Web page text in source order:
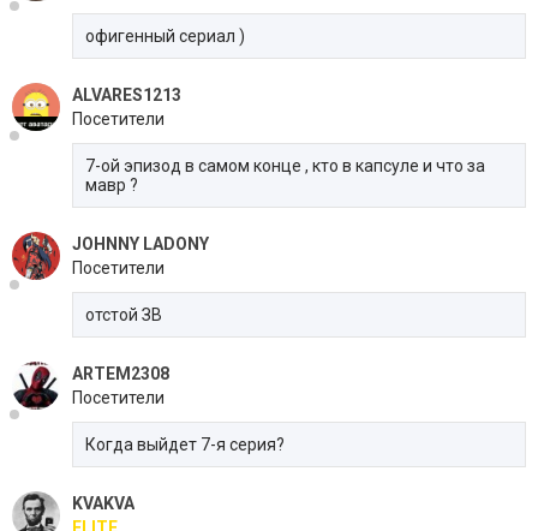
офигенный сериал )
ALVARES1213
Посетители
7-ой эпизод в самом конце , кто в капсуле и что за
мавр ?
JOHNNY LADONY
Посетители
отстой ЗВ
ARTEM2308
Посетители
Когда выйдет 7-я серия?
KVAKVA
ELITE